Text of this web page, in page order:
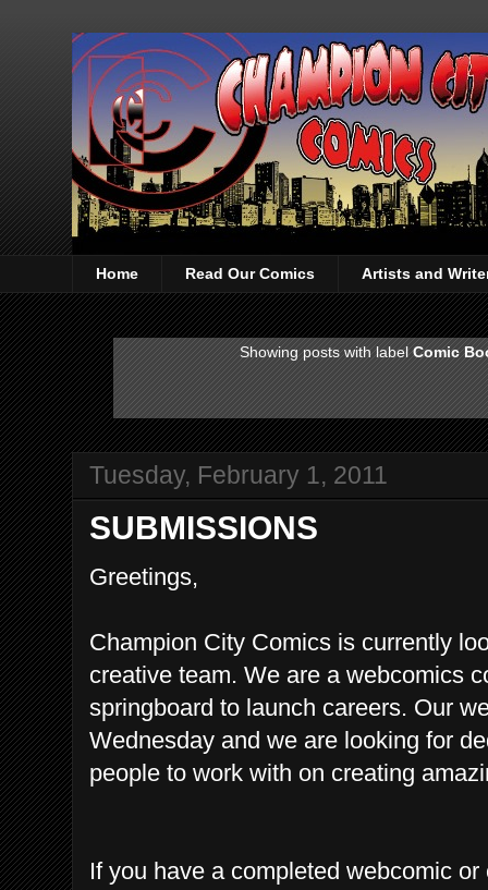
Home Read Our Comics Artists and
Showing posts with labelComic
Tuesday, February 1, 2011
SUBMISSIONS
Greetings,
Champion City Comics is currently
creative team. We are a webcomics
springboard to launch careers. Our
Wednesday and we are looking for
people to work with on creating a
If you have a completed webcomic